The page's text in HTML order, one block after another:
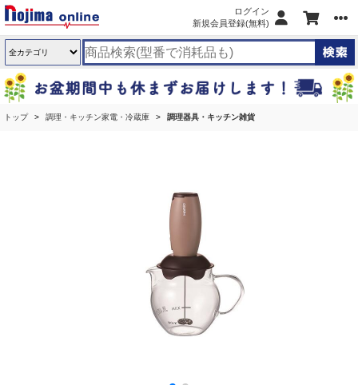
ログイン
新規会員登録(無料)
トップ 調理・キッチン家電・冷蔵庫 調理器具・キッチン雑貨